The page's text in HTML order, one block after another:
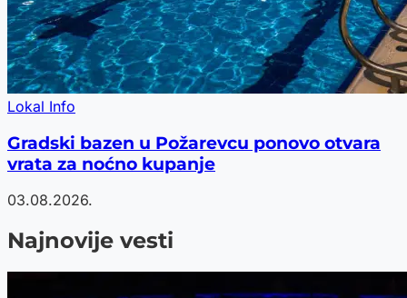
Lokal Info
Gradski bazen u Požarevcu ponovo otvara
vrata za noćno kupanje
03.08.2026.
Najnovije vesti